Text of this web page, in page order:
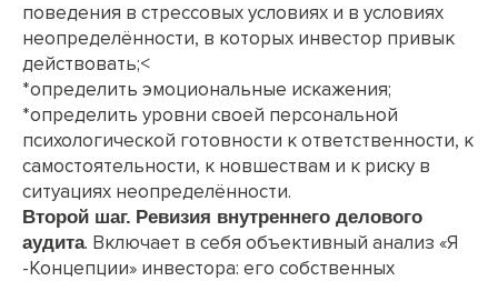
поведения в стрессовых условиях и в условиях
неопределённости, в которых инвестор привык
действовать;<
*определить эмоциональные искажения;
*определить уровни своей персональной
психологической готовности к ответственности, к
самостоятельности, к новшествам и к риску в
ситуациях неопределённости.
Второй шаг. Ревизия внутреннего делового
аудита. Включает в себя объективный анализ «Я
-Концепции» инвестора: его собственных